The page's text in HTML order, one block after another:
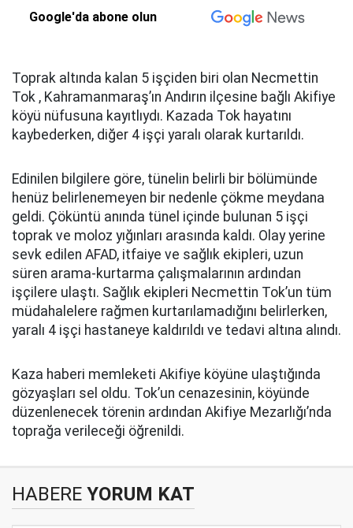
Google'da abone olun
Toprak altında kalan 5 işçiden biri olan Necmettin
Tok , Kahramanmaraş’ın Andırın ilçesine bağlı Akifiye
köyü nüfusuna kayıtlıydı. Kazada Tok hayatını
kaybederken, diğer 4 işçi yaralı olarak kurtarıldı.
Edinilen bilgilere göre, tünelin belirli bir bölümünde
henüz belirlenemeyen bir nedenle çökme meydana
geldi. Çöküntü anında tünel içinde bulunan 5 işçi
toprak ve moloz yığınları arasında kaldı. Olay yerine
sevk edilen AFAD, itfaiye ve sağlık ekipleri, uzun
süren arama-kurtarma çalışmalarının ardından
işçilere ulaştı. Sağlık ekipleri Necmettin Tok’un tüm
müdahalelere rağmen kurtarılamadığını belirlerken,
yaralı 4 işçi hastaneye kaldırıldı ve tedavi altına alındı.
Kaza haberi memleketi Akifiye köyüne ulaştığında
gözyaşları sel oldu. Tok’un cenazesinin, köyünde
düzenlenecek törenin ardından Akifiye Mezarlığı’nda
toprağa verileceği öğrenildi.
HABERE YORUM KAT